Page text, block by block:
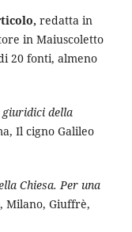
redatta in
in Maiuscoletto
20 fonti, almeno
della
Il cigno Galileo
Chiesa. Per una
, Milano, Giuffrè,